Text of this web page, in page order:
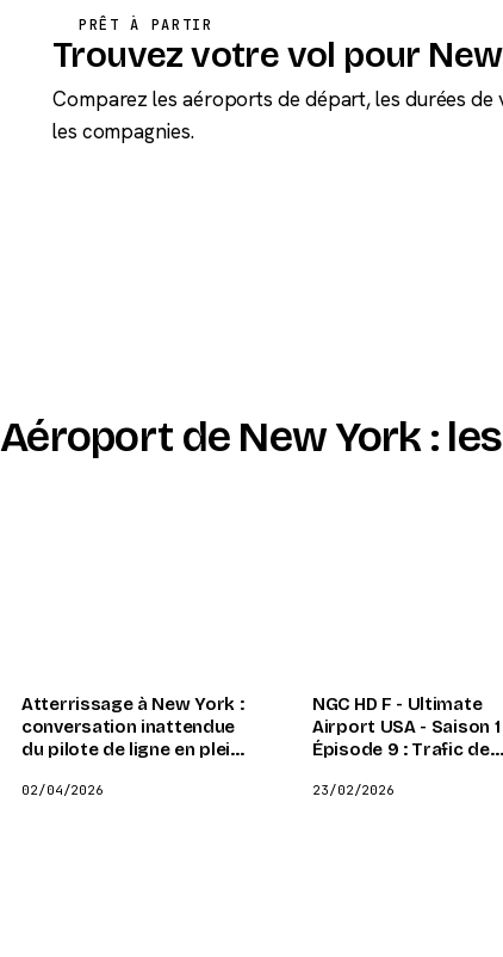
PRÊT À PARTIR
Trouvez votre vol pour
Comparez les aéroports de départ, les durées de
les compagnies.
Aéroport de New York :
Atterrissage à New York :
conversation inattendue
du pilote de ligne en plein
02/04/2026
NGC HD F - Ultimate
Airport USA - Saison 1
Épisode 9 : Trafic de
liquide
23/02/2026